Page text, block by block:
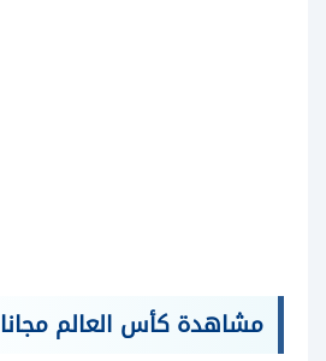
مشاهدة كأس العالم مجانا